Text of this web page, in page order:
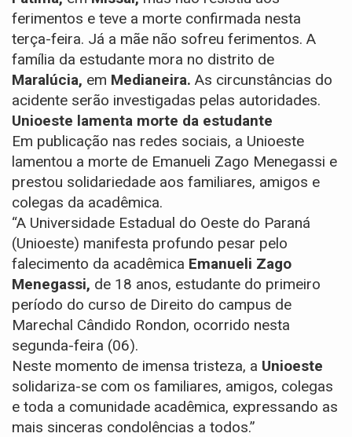
ferimentos e teve a morte confirmada nesta
terça-feira. Já a mãe não sofreu ferimentos. A
família da estudante mora no distrito de
Maralúcia, em Medianeira. As circunstâncias do
acidente serão investigadas pelas autoridades.
Unioeste lamenta morte da estudante
Em publicação nas redes sociais, a Unioeste
lamentou a morte de Emanueli Zago Menegassi e
prestou solidariedade aos familiares, amigos e
colegas da acadêmica.
“A Universidade Estadual do Oeste do Paraná
(Unioeste) manifesta profundo pesar pelo
falecimento da acadêmica Emanueli Zago
Menegassi, de 18 anos, estudante do primeiro
período do curso de Direito do campus de
Marechal Cândido Rondon, ocorrido nesta
segunda-feira (06).
Neste momento de imensa tristeza, a Unioeste
solidariza-se com os familiares, amigos, colegas
e toda a comunidade acadêmica, expressando as
mais sinceras condolências a todos.”